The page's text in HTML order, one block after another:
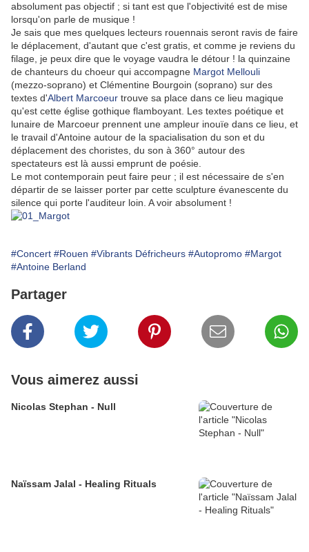
absolument pas objectif ; si tant est que l'objectivité est de mise
lorsqu'on parle de musique !
Je sais que mes quelques lecteurs rouennais seront ravis de faire
le déplacement, d'autant que c'est gratis, et comme je reviens du
filage, je peux dire que le voyage vaudra le détour ! la quinzaine
de chanteurs du choeur qui accompagne Margot Mellouli
(mezzo-soprano) et Clémentine Bourgoin (soprano) sur des
textes d'Albert Marcoeur trouve sa place dans ce lieu magique
qu'est cette église gothique flamboyant. Les textes poétique et
lunaire de Marcoeur prennent une ampleur inouïe dans ce lieu, et
le travail d'Antoine autour de la spacialisation du son et du
déplacement des choristes, du son à 360° autour des
spectateurs est là aussi emprunt de poésie.
Le mot contemporain peut faire peur ; il est nécessaire de s'en
départir de se laisser porter par cette sculpture évanescente du
silence qui porte l'auditeur loin. A voir absolument !
#Concert #Rouen #Vibrants Défricheurs #Autopromo #Margot
#Antoine Berland
Partager
Vous aimerez aussi
Nicolas Stephan - Null
Naïssam Jalal - Healing Rituals